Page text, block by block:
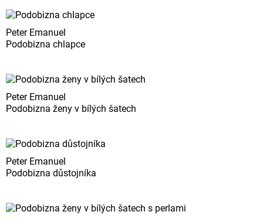
Peter Emanuel
Podobizna chlapce
Peter Emanuel
Podobizna ženy v bílých šatech
Peter Emanuel
Podobizna důstojníka